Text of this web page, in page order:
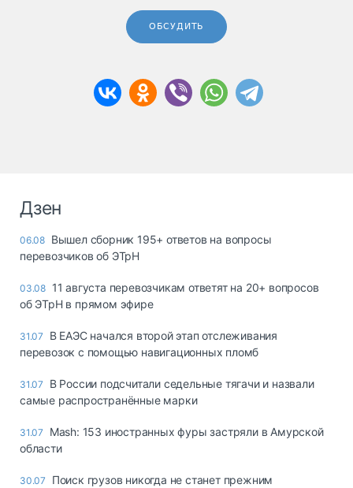
ОБСУДИТЬ
Дзен
06.08 Вышел сборник 195+ ответов на вопросы
перевозчиков об ЭТрН
03.08 11 августа перевозчикам ответят на 20+ вопросов
об ЭТрН в прямом эфире
31.07
В ЕАЭС начался второй этап отслеживания
перевозок с помощью навигационных пломб
31.07
В России подсчитали седельные тягачи и назвали
самые распространённые марки
31.07
Mash: 153 иностранных фуры застряли в Амурской
области
30.07 Поиск грузов никогда не станет прежним